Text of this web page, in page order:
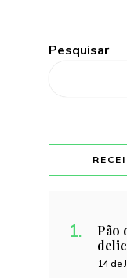
Pesquisar
Pão
14 de